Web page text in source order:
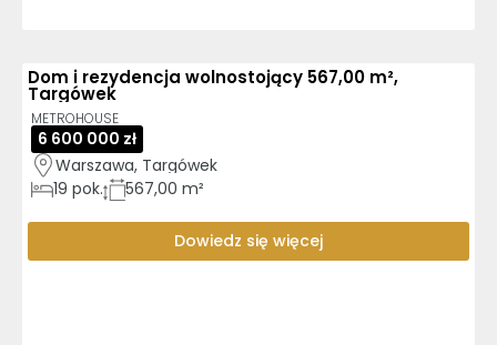
Dom i rezydencja wolnostojący 567,00 m²,
Targówek
METROHOUSE
6 600 000 zł
Warszawa, Targówek
19 pok. 567,00 m²
Dowiedz się więcej